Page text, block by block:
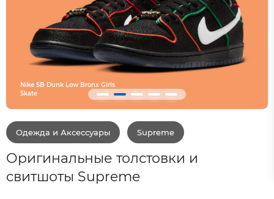
Одежда и Аксессуары Supreme
Оригинальные толстовки и
свитшоты Supreme